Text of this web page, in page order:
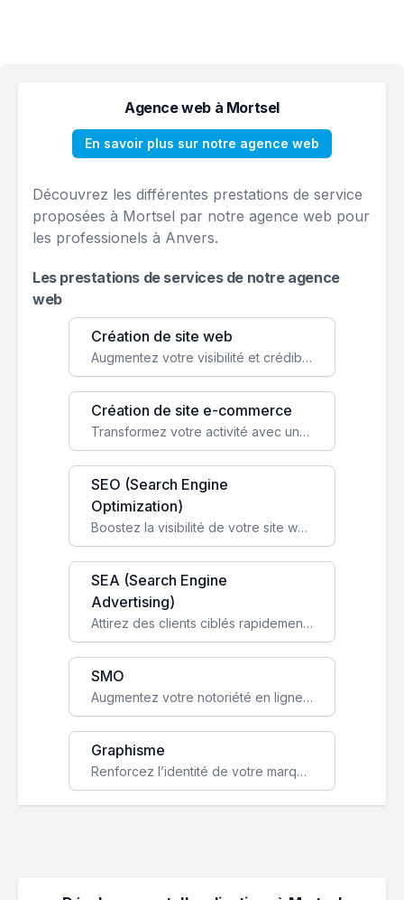
Agence web à Mortsel
En savoir plus sur notre agence web
Découvrez les différentes prestations de service
proposées à Mortsel par notre agence web pour
les professionels à Anvers.
Les prestations de services de notre agence
web
Création de site web
Augmentez votre visibilité et crédibilité en ligne avec un site web performant, conçu pour attirer plus de clients.
Création de site e-commerce
Transformez votre activité avec une boutique en ligne, accessible à l'échelle mondiale 24/7.
SEO (Search Engine
Optimization)
Boostez la visibilité de votre site web sur Google et attirez du trafic qualifié grâce à nos stratégies SEO.
SEA (Search Engine
Advertising)
Attirez des clients ciblés rapidement avec des campagnes publicitaires payantes optimisées pour vos objectifs.
SMO
Augmentez votre notoriété en ligne et stimulez la croissance de votre entreprise grâce à une stratégie sociale sur mesure.
Graphisme
Renforcez l’identité de votre marque avec un design unique qui capte l’attention et engage vos clients.